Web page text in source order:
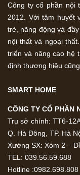
Công ty cổ phần nội
2012. Với tâm huyết
trẻ, năng động và
nội thất và ngoại
triển và nâng cao hệ
định thương hiệu
SMART HOME
CÔNG TY CỔ PHẦN
Trụ sở chính: TT6-
Q. Hà Đông, TP. Hà
Xưởng SX: Xóm 2 –
TEL: 039.56.59.688
Hotline :0982.698.808